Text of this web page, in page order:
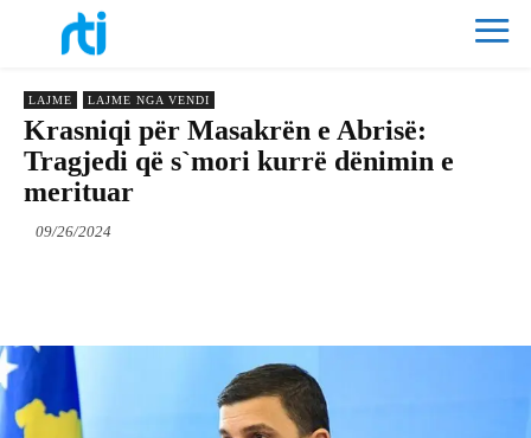
LAJME LAJME NGA VENDI
Krasniqi për Masakrën e Abrisë:
Tragjedi që s`mori kurrë dënimin e
merituar
09/26/2024